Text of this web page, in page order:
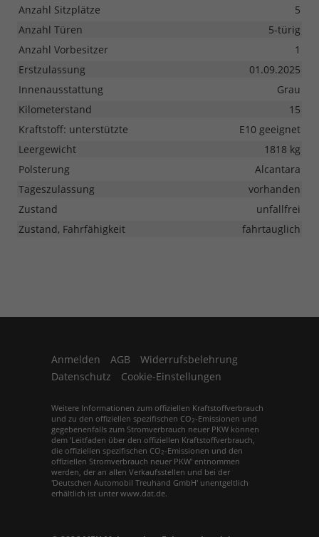
Anzahl Sitzplätze
5
Anzahl Türen
5-türig
Anzahl Vorbesitzer
1
Erstzulassung
01.09.2025
Innenausstattung
Grau
Kilometerstand
15
Kraftstoff: unterstützte
E10 geeignet
Leergewicht
1818 kg
Polsterung
Alcantara
Tageszulassung
vorhanden
Zustand
unfallfrei
Zustand, Fahrfähigkeit
fahrtauglich
Anmelden AGB
Widerrufsbelehrung
Datenschutz
Cookie-Einstellungen
Weitere Informationen zum offiziellen Kraftstoffverbrauch
und zu den offiziellen spezifischen CO2-Emissionen und
gegebenenfalls zum Stromverbrauch neuer PKW können
dem 'Leitfaden über den offiziellen Kraftstoffverbrauch,
die offiziellen spezifischen CO2-Emissionen und den
offiziellen Stromverbrauch neuer PKW' entnommen
werden, der an allen Verkaufsstellen und bei der
'Deutschen Automobil Treuhand GmbH' unentgeltlich
erhältlich ist unter www.dat.de.